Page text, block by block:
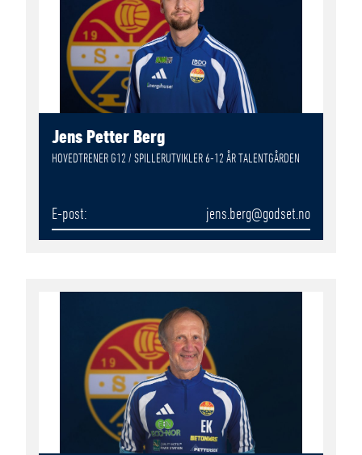
Jens Petter Berg
HOVEDTRENER G12 / SPILLERUTVIKLER 6-12 ÅR TALENTGÅRDEN
E-post jens.berg@godset.no